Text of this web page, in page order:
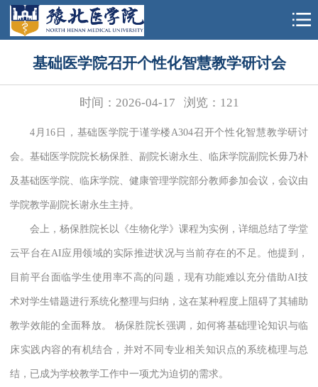
基础医学院召开个性化智慧教学研讨会
时间：2026-04-17 浏览： 121
4月16日，基础医学院于谨学楼A304召开个性化智慧教学研讨
会。基础医学院院长杨保胜、副院长谢永生、临床学院副院长毋乃朴
及基础医学院、临床学院、健康管理学院部分教师参加会议，会议由
学院教学副院长谢永生主持。
会上，杨保胜院长 以《生物化学》课程为实例，详细总结了学堂
云平台在AI应用领域的实际推进状况与当前存在的不足。他提到，
目前平台面临学生使用率不高的问题，现有功能难以充分借助AI技
术对学生错题进行系统化整理与归纳，这在某种程度上阻碍了其辅助
教学效能的全面释放。 杨保胜院长强调，如何将基础理论知识与临
床实践内容的有机结合，并对不同专业相关知识点的系统梳理与总
结，已成为学校教学工作中一项尤为迫切的需求。